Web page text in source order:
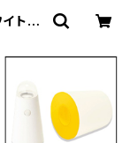
イト